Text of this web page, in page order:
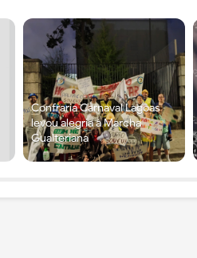
Confraria Carnaval Lagoas
levou alegria à Marcha
Gualteriana